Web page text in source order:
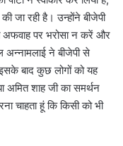
जा रही है। उन्होंने बीजेपी
अफवाह पर भरोसा न करें और
अन्नामलाई ने बीजेपी से
इसके बाद कुछ लोगों को यह
अमित शाह जी का समर्थन
चाहता हूं कि किसी को भी